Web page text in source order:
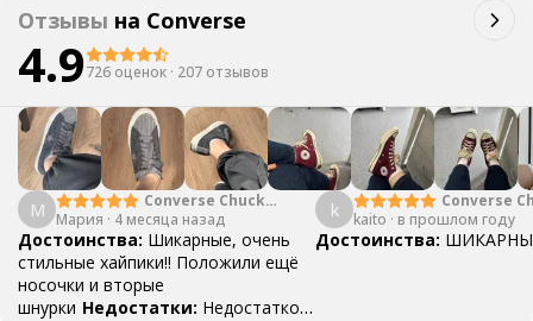
Отзывы на Converse
4.9726 оценок · 207 отзывов
М
Converse Chuck
Taylor All Star Lift
Double Stack
Platform Charms
Мария · 4 месяца назад
Достоинства: Шикарные, очень
стильные хайпики!! Положили ещё
носочки и вторые
шнурки Недостатки: Недостатков
k
Converse
"Falling
kaito · в прошлом году
Достоинства: ШИКАРНЫ